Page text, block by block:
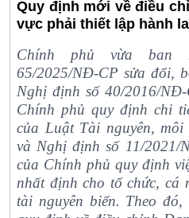
Quy định mới về điều
vực phải thiết lập hành
Chính phủ vừa ban
65/2025/NĐ-CP sửa đổi,
Nghị định số 40/2016/
Chính phủ quy định chi
của Luật Tài nguyên,
và Nghị định số 11/2021/
của Chính phủ quy định
nhất định cho tổ chức, cá
tài nguyên biển. Theo